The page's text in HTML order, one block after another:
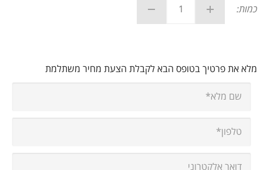
כמות:
מלא את פרטיך בטופס הבא לקבלת הצעת מחיר משתלמת